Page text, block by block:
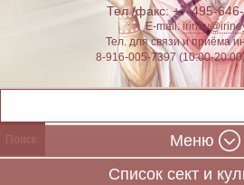
Тел./факс: +7-495-
E-mail:
Тел. для связи и приёма
8-916-005-7397 (10:00-
Меню
Cписок сект и